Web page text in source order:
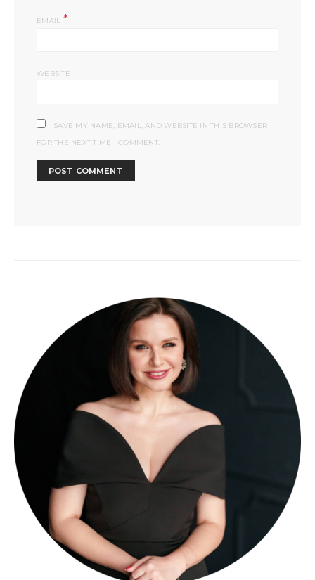
EMAIL *
WEBSITE
SAVE MY NAME, EMAIL, AND WEBSITE IN THIS BROWSER
FOR THE NEXT TIME I COMMENT.